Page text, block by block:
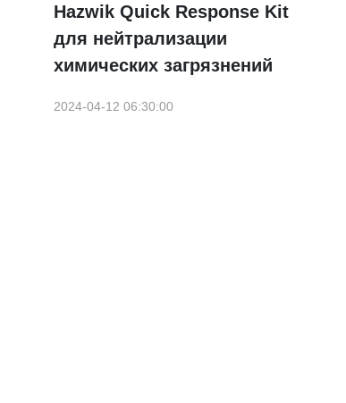
Hazwik Quick Response Kit
для нейтрализации
химических загрязнений
2024-04-12 06:30:00